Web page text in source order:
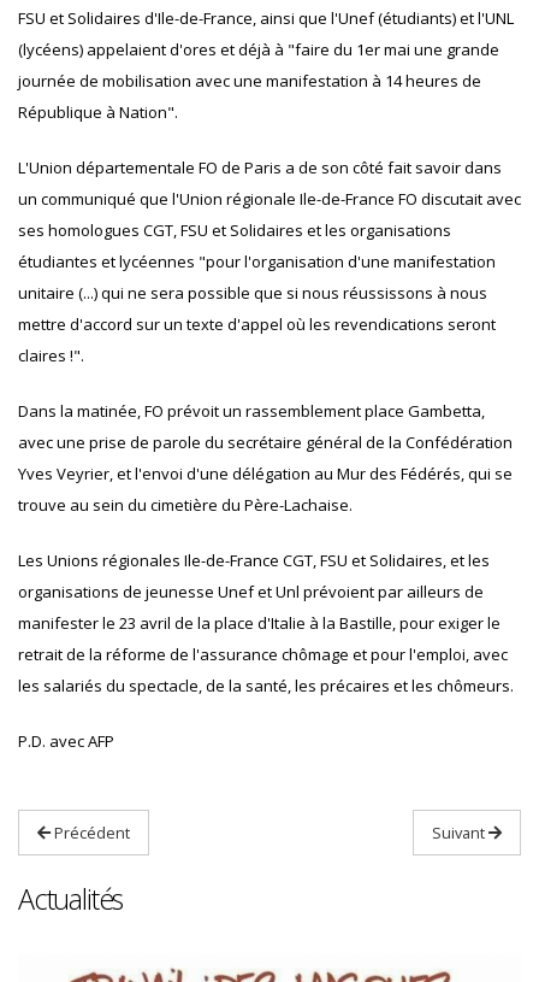
FSU et Solidaires d'Ile-de-France, ainsi que l'Unef (étudiants) et l'UNL
(lycéens) appelaient d'ores et déjà à "faire du 1er mai une grande
journée de mobilisation avec une manifestation à 14 heures de
République à Nation".
L'Union départementale FO de Paris a de son côté fait savoir dans
un communiqué que l'Union régionale Ile-de-France FO discutait avec
ses homologues CGT, FSU et Solidaires et les organisations
étudiantes et lycéennes "pour l'organisation d'une manifestation
unitaire (...) qui ne sera possible que si nous réussissons à nous
mettre d'accord sur un texte d'appel où les revendications seront
claires !".
Dans la matinée, FO prévoit un rassemblement place Gambetta,
avec une prise de parole du secrétaire général de la Confédération
Yves Veyrier, et l'envoi d'une délégation au Mur des Fédérés, qui se
trouve au sein du cimetière du Père-Lachaise.
Les Unions régionales Ile-de-France CGT, FSU et Solidaires, et les
organisations de jeunesse Unef et Unl prévoient par ailleurs de
manifester le 23 avril de la place d'Italie à la Bastille, pour exiger le
retrait de la réforme de l'assurance chômage et pour l'emploi, avec
les salariés du spectacle, de la santé, les précaires et les chômeurs.
P.D. avec AFP
Précédent Suivant
Actualités